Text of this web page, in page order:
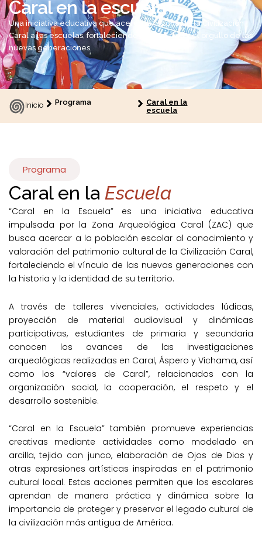
Caral en la escuela
Una iniciativa educativa que acerca la historia de la Civilización
Caral a las escuelas, fortaleciendo la identidad y el orgullo de las
nuevas generaciones.
Inicio Programa
Caral en la
escuela
Programa
Caral en la Escuela
“Caral en la Escuela” es una iniciativa educativa
impulsada por la Zona Arqueológica Caral (ZAC) que
busca acercar a la población escolar al conocimiento y
valoración del patrimonio cultural de la Civilización Caral,
fortaleciendo el vínculo de las nuevas generaciones con
la historia y la identidad de su territorio.
A través de talleres vivenciales, actividades lúdicas,
proyección de material audiovisual y dinámicas
participativas, estudiantes de primaria y secundaria
conocen los avances de las investigaciones
arqueológicas realizadas en Caral, Áspero y Vichama, así
como los “valores de Caral”, relacionados con la
organización social, la cooperación, el respeto y el
desarrollo sostenible.
“Caral en la Escuela” también promueve experiencias
creativas mediante actividades como modelado en
arcilla, tejido con junco, elaboración de Ojos de Dios y
otras expresiones artísticas inspiradas en el patrimonio
cultural local. Estas acciones permiten que los escolares
aprendan de manera práctica y dinámica sobre la
importancia de proteger y preservar el legado cultural de
la civilización más antigua de América.